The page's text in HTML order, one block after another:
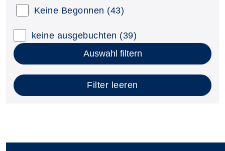
Keine Begonnen (43)
keine ausgebuchten (39)
Auswahl filtern
Filter leeren